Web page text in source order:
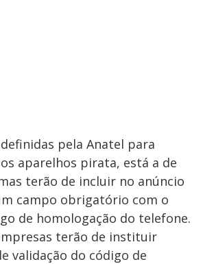
pela Anatel para
aparelhos pirata, está a de
terão de incluir no anúncio
campo obrigatório com o
de homologação do telefone.
terão de instituir
validação do código de